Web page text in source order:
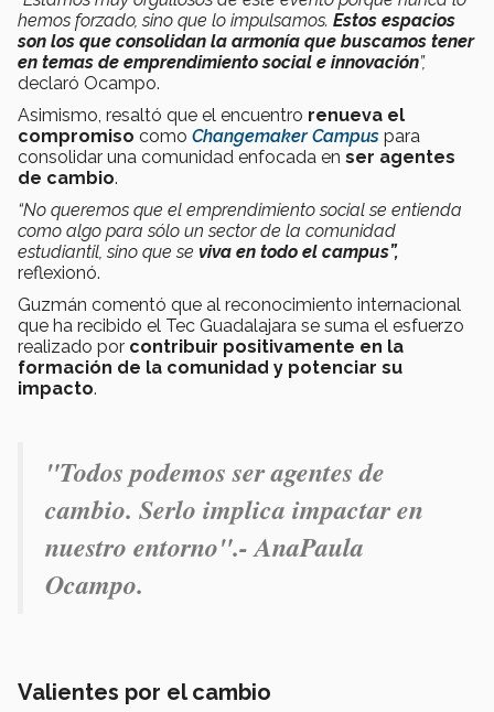
hemos forzado, sino que lo impulsamos. Estos espacios
son los que consolidan la armonía que buscamos tener
en temas de emprendimiento social e innovación”,
declaró Ocampo.
Asimismo, resaltó que el encuentro renueva el
compromiso como Changemaker Campus para
consolidar una comunidad enfocada en ser agentes
de cambio.
“No queremos que el emprendimiento social se entienda
como algo para sólo un sector de la comunidad
estudiantil, sino que se viva en todo el campus”,
reflexionó.
Guzmán comentó que al reconocimiento internacional
que ha recibido el Tec Guadalajara se suma el esfuerzo
realizado por contribuir positivamente en la
formación de la comunidad y potenciar su
impacto.
"Todos podemos ser agentes de
cambio. Serlo implica impactar en
nuestro entorno".- AnaPaula
Ocampo.
Valientes por el cambio